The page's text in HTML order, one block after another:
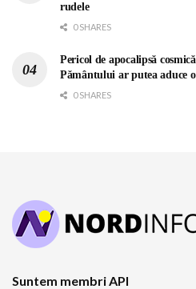
rudele
0 SHARES
Pericol de apocalipsă
Pământului ar putea aduce
0 SHARES
Suntem membri API